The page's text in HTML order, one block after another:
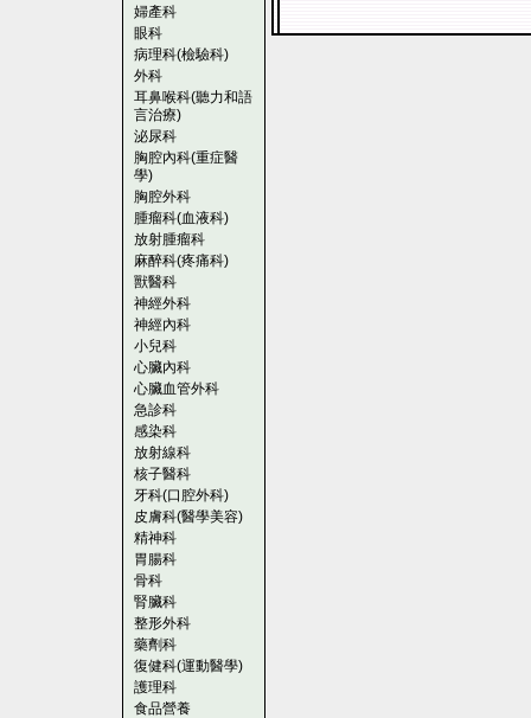
婦產科
眼科
病理科(檢驗科)
外科
耳鼻喉科(聽力和語
言治療)
泌尿科
胸腔內科(重症醫
學)
胸腔外科
腫瘤科(血液科)
放射腫瘤科
麻醉科(疼痛科)
獸醫科
神經外科
神經內科
小兒科
心臟內科
心臟血管外科
急診科
感染科
放射線科
核子醫科
牙科(口腔外科)
皮膚科(醫學美容)
精神科
胃腸科
骨科
腎臟科
整形外科
藥劑科
復健科(運動醫學)
護理科
食品營養